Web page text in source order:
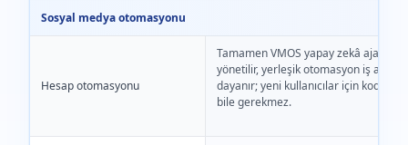
Sosyal medya otomasyonu
Hesap otomasyonu
Tamamen VMOS yapay zekâ ajanı ile
yönetilir, yerleşik otomasyon iş akışına
dayanır; yeni kullanıcılar için kod
bile gerekmez.